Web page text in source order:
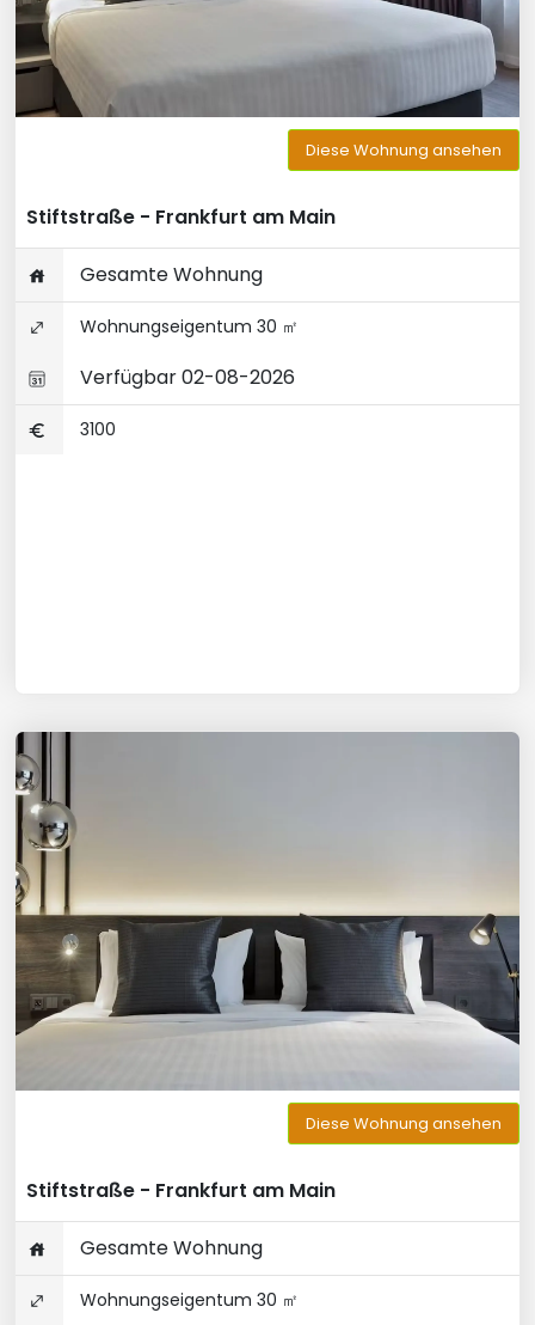
Diese Wohnung ansehen
Stiftstraße - Frankfurt am Main
Gesamte Wohnung
Wohnungseigentum 30 ㎡
Verfügbar 02-08-2026
3100
Diese Wohnung ansehen
Stiftstraße - Frankfurt am Main
Gesamte Wohnung
Wohnungseigentum 30 ㎡